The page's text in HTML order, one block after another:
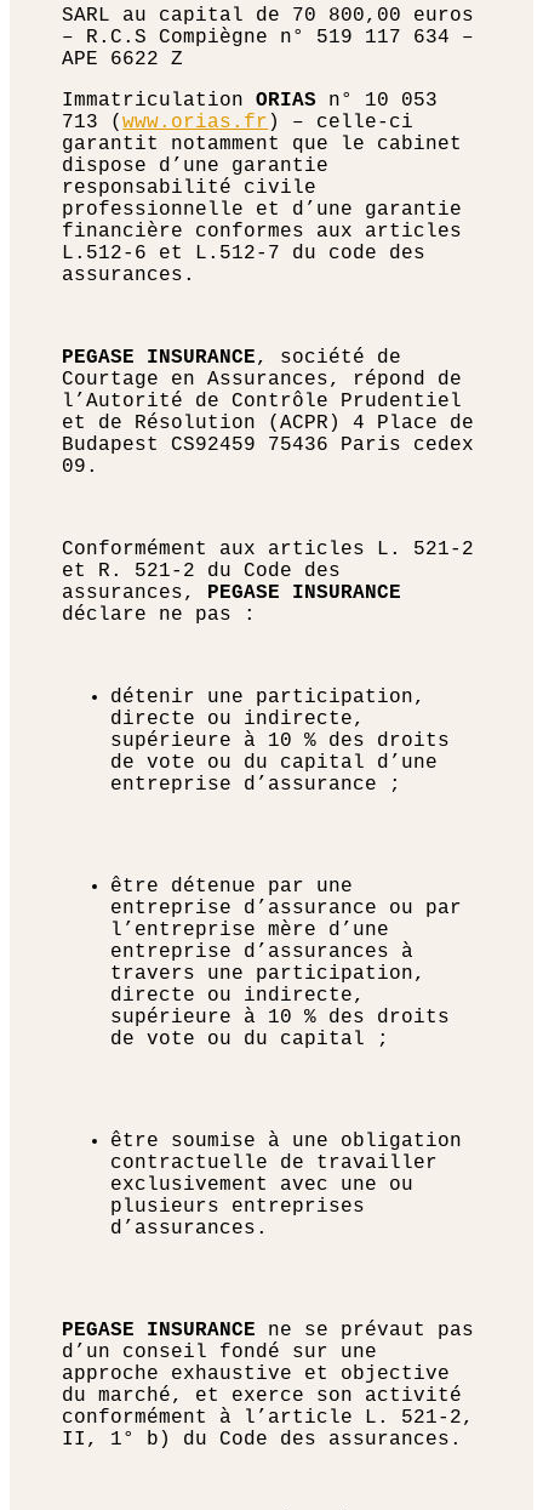
SARL au capital de 70 800,00 euros
– R.C.S Compiègne n° 519 117 634 –
APE 6622 Z
ImmatriculationORIAS n° 10 053
713 (www.orias.fr ) – celle-ci
garantit notamment que le cabinet
dispose d’une garantie
responsabilité civile
professionnelle et d’une garantie
financière conformes aux articles
L.512-6 et L.512-7 du code des
assurances.
PEGASE INSURANCE, société de
Courtage en Assurances, répond de
l’Autorité de Contrôle Prudentiel
et de Résolution (ACPR) 4 Place de
Budapest CS92459 75436 Paris cedex
09.
Conformément aux articles L. 521-2
et R. 521-2 du Code des
assurances, PEGASE INSURANCE
déclare ne pas :
détenir une participation,
directe ou indirecte,
supérieure à 10 % des droits
de vote ou du capital d’une
entreprise d’assurance ;
être détenue par une
entreprise d’assurance ou par
l’entreprise mère d’une
entreprise d’assurances à
travers une participation,
directe ou indirecte,
supérieure à 10 % des droits
de vote ou du capital ;
être soumise à une obligation
contractuelle de travailler
exclusivement avec une ou
plusieurs entreprises
d’assurances.
PEGASE INSURANCE ne se prévaut pas
d’un conseil fondé sur une
approche exhaustive et objective
du marché, et exerce son activité
conformément à l’article L. 521-2,
II, 1° b) du Code des assurances.